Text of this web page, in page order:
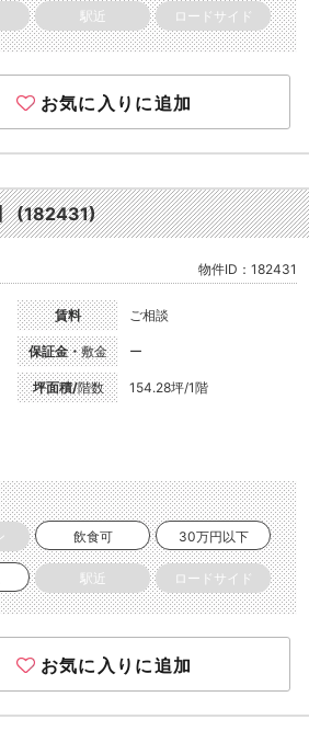
駅近 ロードサイド
お気に入りに追加
(182431)
物件ID：182431
賃料 ご相談
保証金・敷金 ー
坪面積/階数 154.28坪/1階
飲食可 30万円以下
駅近 ロードサイド
お気に入りに追加